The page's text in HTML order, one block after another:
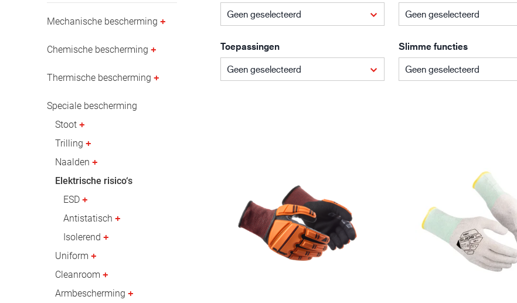
Bouw en constructie
Mechanische bescherming
Chemische bescherming
Thermische bescherming
Speciale bescherming
Stoot
Trilling
Naalden
Elektrische risico‘s
ESD
Antistatisch
Isolerend
Uniform
Cleanroom
Armbescherming
Geen geselecteerd Geen geselecteerd
Toepassingen
Geen geselecteerd
Slimme functies
Geen geselecteerd